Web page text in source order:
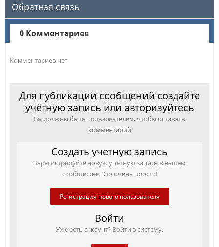
Обратная связь
0 Комментариев
Комментариев нет
Для публикации сообщений создайте
учётную запись или авторизуйтесь
Вы должны быть пользователем, чтобы оставить
комментарий
Создать учетную запись
Зарегистрируйте новую учётную запись в нашем
сообществе. Это очень просто!
Регистрация нового пользователя
Войти
Уже есть аккаунт? Войти в систему.